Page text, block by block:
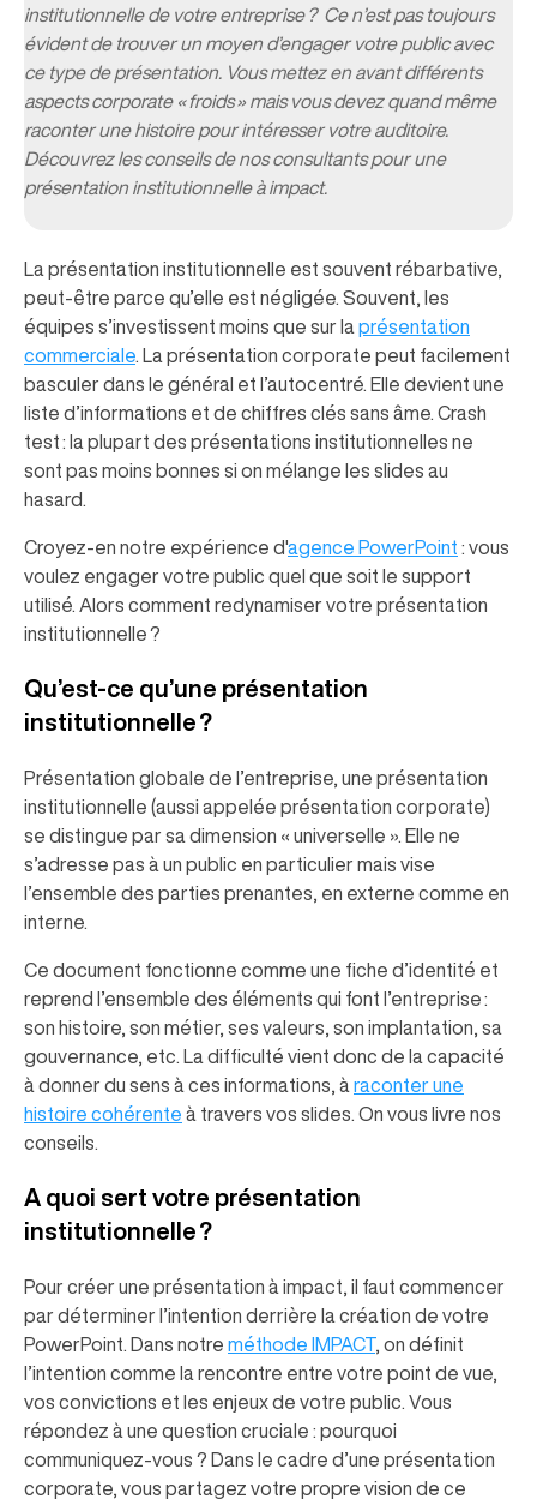
institutionnelle de votre entreprise ? Ce n’est pas toujours
évident de trouver un moyen d’engager votre public avec
ce type de présentation. Vous mettez en avant différents
aspects corporate « froids » mais vous devez quand même
raconter une histoire pour intéresser votre auditoire.
Découvrez les conseils de nos consultants pour une
présentation institutionnelle à impact.
La présentation institutionnelle est souvent rébarbative,
peut-être parce qu’elle est négligée. Souvent, les
équipes s’investissent moins que sur la présentation
commerciale . La présentation corporate peut facilement
basculer dans le général et l’autocentré. Elle devient une
liste d’informations et de chiffres clés sans âme. Crash
test : la plupart des présentations institutionnelles ne
sont pas moins bonnes si on mélange les slides au
hasard.
Croyez-en notre expérience d'agence PowerPoint : vous
voulez engager votre public quel que soit le support
utilisé. Alors comment redynamiser votre présentation
institutionnelle ?
Qu’est-ce qu’une présentation
institutionnelle ?
Présentation globale de l’entreprise, une présentation
institutionnelle (aussi appelée présentation corporate)
se distingue par sa dimension « universelle ». Elle ne
s’adresse pas à un public en particulier mais vise
l’ensemble des parties prenantes, en externe comme en
interne.
Ce document fonctionne comme une fiche d’identité et
reprend l’ensemble des éléments qui font l’entreprise :
son histoire, son métier, ses valeurs, son implantation, sa
gouvernance, etc. La difficulté vient donc de la capacité
à donner du sens à ces informations, à raconter une
histoire cohérente à travers vos slides. On vous livre nos
conseils.
A quoi sert votre présentation
institutionnelle ?
Pour créer une présentation à impact, il faut commencer
par déterminer l’intention derrière la création de votre
PowerPoint. Dans notre méthode IMPACT, on définit
l’intention comme la rencontre entre votre point de vue,
vos convictions et les enjeux de votre public. Vous
répondez à une question cruciale : pourquoi
communiquez-vous ? Dans le cadre d’une présentation
corporate, vous partagez votre propre vision de ce